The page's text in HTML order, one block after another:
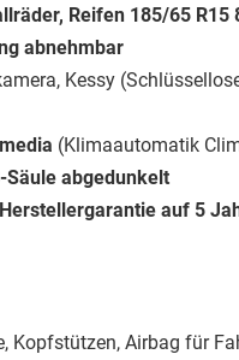
Reifen 185/65 R15
abnehmbar
Kessy
(Klimaautomatik
Säule abgedunkelt
auf 5
Kopfstützen, Airbag für